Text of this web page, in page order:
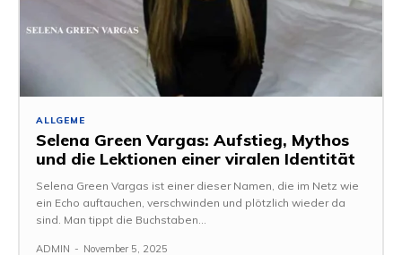
ALLGEME
Selena Green Vargas: Aufstieg, Mythos
und die Lektionen einer viralen Identität
Selena Green Vargas ist einer dieser Namen, die im Netz wie
ein Echo auftauchen, verschwinden und plötzlich wieder da
sind. Man tippt die Buchstaben...
ADMIN - November 5, 2025